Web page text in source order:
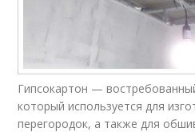
Гипсокартон —
который используется для
перегородок, а также для